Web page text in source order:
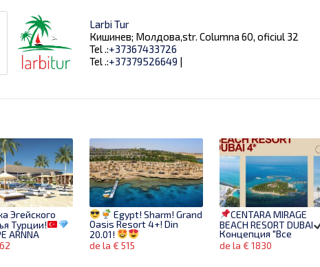
Larbi Tur
Кишинев; Молдова,str. Columna 60, oficiul 32
Tel .:+37367433726
Tel .:+37379526649 |
Эгейского
Турции!
ARNNA
5*
Egypt! Sharm! Grand
Oasis Resort 4+! Din
20.01!
de la € 515
CENTARA MIRAGE
BEACH RESORT DUBAI
Концепция "Все
включено-Dine Around"
de la € 1830